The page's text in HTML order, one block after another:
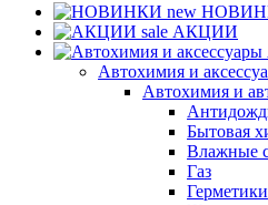
new
sale АКЦИИ
Автохимия и
Автохимия и
Бытовая
Влажные
Газ
Герметики